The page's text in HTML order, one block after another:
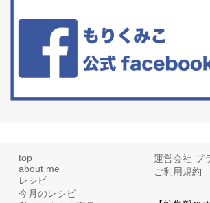
リーブオイルorごま油をたらす。&n...
top
about me
レシピ
今月のレシピ
運営会社 プ
ご利用規約